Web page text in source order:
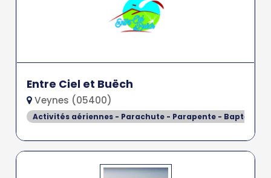
Entre Ciel et Buëch
Veynes (05400)
Activités aériennes - Parachute - Parapente - Baptême